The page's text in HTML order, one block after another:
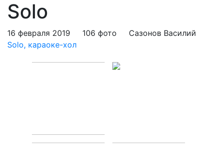
Solo
16 февраля 2019 106 фото
Сазонов Василий
Solo, караоке-хол